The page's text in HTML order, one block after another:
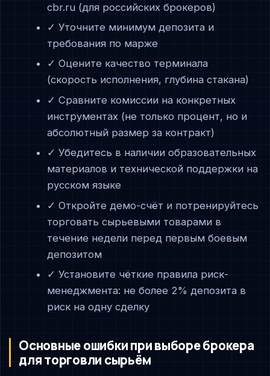
cbr.ru (для российских брокеров)
✓ Уточните минимум депозита и
требования по марже
✓ Оцените качество терминала
(скорость исполнения, глубина стакана)
✓ Сравните комиссии на конкретных
инструментах (не только процент, но и
абсолютный размер за контракт)
✓ Убедитесь в наличии образовательных
материалов и технической поддержки на
русском языке
✓ Откройте демо-счёт и потренируйтесь
торговать сырьевыми товарами в
течение недели перед первым боевым
депозитом
✓ Установите чёткие правила риск-
менеджмента: не более 2% депозита в
риск на одну сделку
Основные ошибки при выборе брокера
для торговли сырьём